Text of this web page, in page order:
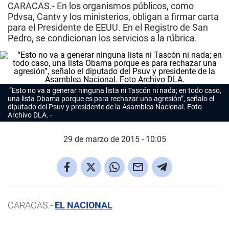
CARACAS.- En los organismos públicos, como
Pdvsa, Cantv y los ministerios, obligan a firmar carta
para el Presidente de EEUU. En el Registro de San
Pedro, se condicionan los servicios a la rúbrica.
“Esto no va a generar ninguna lista ni Tascón ni nada; en todo caso,
una lista Obama porque es para rechazar una agresión”, señalo el
diputado del Psuv y presidente de la Asamblea Nacional. Foto
Archivo DLA.
29 de marzo de 2015 - 10:05
CARACAS.- EL NACIONAL